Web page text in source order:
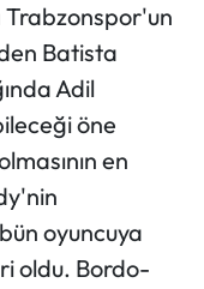
Batista
Adil
öne
en
oyuncuya
oldu. Bordo-